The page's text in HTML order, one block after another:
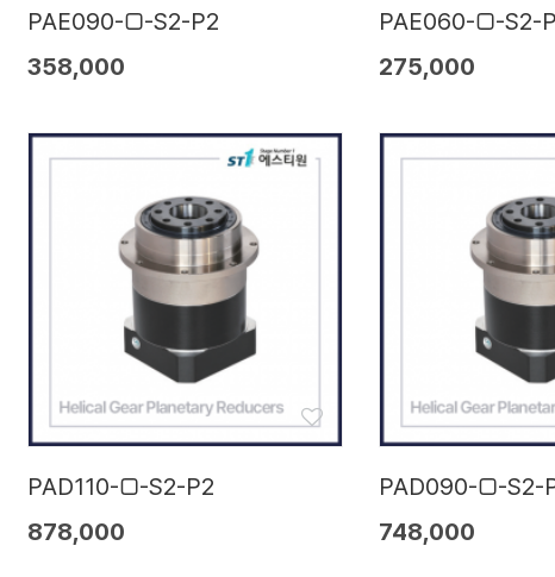
PAE090-□-S2-P2
358,000
PAE060-□-S2-
275,000
PAD110-□-S2-P2
878,000
PAD090-□-S2-
748,000